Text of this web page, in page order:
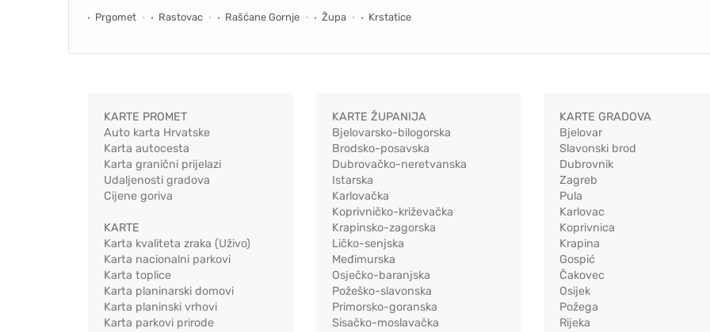
Prgomet Rastovac Rašćane Gornje Župa Krstatice
KARTE PROMET
Auto karta Hrvatske
Karta autocesta
Karta granični prijelazi
Udaljenosti gradova
Cijene goriva
KARTE
Karta kvaliteta zraka (Uživo)
Karta nacionalni parkovi
Karta toplice
Karta planinarski domovi
Karta planinski vrhovi
Karta parkovi prirode
KARTE ŽUPANIJA
Bjelovarsko-bilogorska
Brodsko-posavska
Dubrovačko-neretvanska
Istarska
Karlovačka
Koprivničko-križevačka
Krapinsko-zagorska
Ličko-senjska
Međimurska
Osječko-baranjska
Požeško-slavonska
Primorsko-goranska
Sisačko-moslavačka
KARTE GRADOVA
Bjelovar
Slavonski brod
Dubrovnik
Zagreb
Pula
Karlovac
Koprivnica
Krapina
Gospić
Čakovec
Osijek
Požega
Rijeka